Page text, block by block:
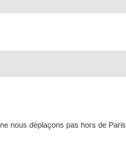
nous déplaçons pas hors de Paris